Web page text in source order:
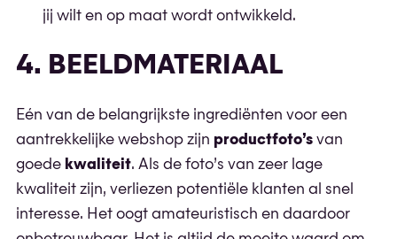
jij wilt en op maat wordt ontwikkeld.
4. BEELDMATERIAAL
Eén van de belangrijkste ingrediënten voor een
aantrekkelijke webshop zijn productfoto’s van
goede kwaliteit. Als de foto’s van zeer lage
kwaliteit zijn, verliezen potentiële klanten al snel
interesse. Het oogt amateuristisch en daardoor